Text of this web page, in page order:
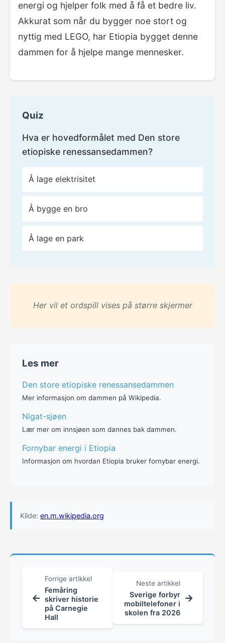
energi og hjelper folk med å få et bedre liv.
Akkurat som når du bygger noe stort og
nyttig med LEGO, har Etiopia bygget denne
dammen for å hjelpe mange mennesker.
Quiz
Hva er hovedformålet med Den store
etiopiske renessansedammen?
Å lage elektrisitet
Å bygge en bro
Å lage en park
Her vil et ordspill vises på større skjermer
Les mer
Den store etiopiske renessansedammen
Mer informasjon om dammen på Wikipedia.
Nigat-sjøen
Lær mer om innsjøen som dannes bak dammen.
Fornybar energi i Etiopia
Informasjon om hvordan Etiopia bruker fornybar energi.
Kilde: en.m.wikipedia.org
←
Forrige artikkel
Femåring
skriver historie
på Carnegie
Hall
Neste artikkel
Sverige forbyr
mobiltelefoner i
skolen fra 2026
→